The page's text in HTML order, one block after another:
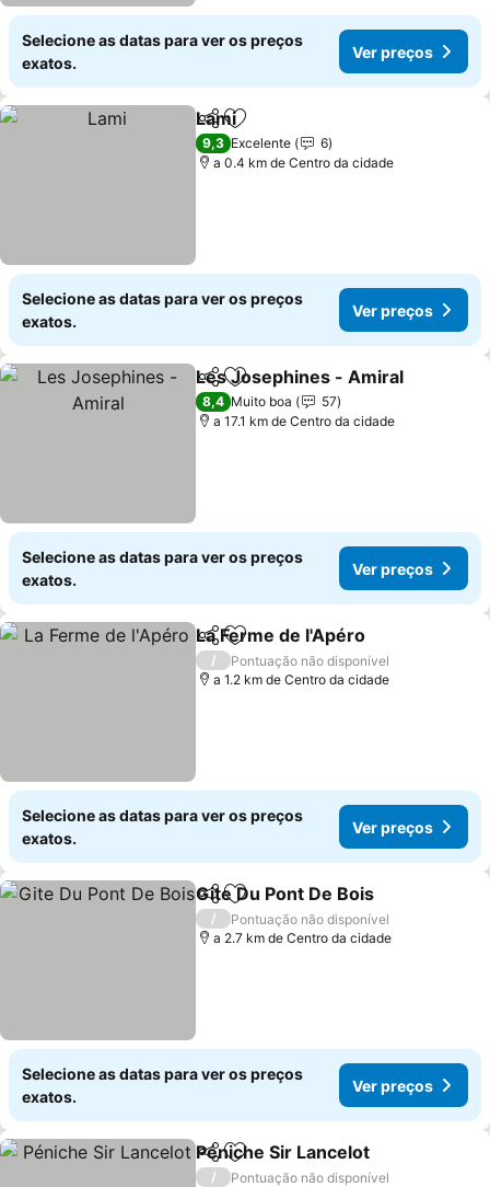
Selecione as datas para ver os preços
exatos.
Ver preços
PartilharAdicionar aos favoritos
Lami
9,3 Excelente
6
a 0.4 km de Centro da cidade
Selecione as datas para ver os preços
exatos.
Ver preços
PartilharAdicionar aos favoritos
Les Josephines - Amiral
8,4 Muito boa
57
a 17.1 km de Centro da cidade
Selecione as datas para ver os preços
exatos.
Ver preços
PartilharAdicionar aos favoritos
La Ferme de l'Apéro
/
Pontuação não disponível
a 1.2 km de Centro da cidade
Selecione as datas para ver os preços
exatos.
Ver preços
PartilharAdicionar aos favoritos
Gite Du Pont De Bois
/
Pontuação não disponível
a 2.7 km de Centro da cidade
Selecione as datas para ver os preços
exatos.
Ver preços
PartilharAdicionar aos favoritos
Péniche Sir Lancelot
/
Pontuação não disponível